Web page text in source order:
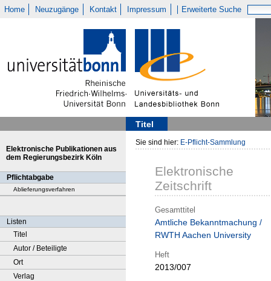
Home Neuzugänge Kontakt Impressum Erweiterte Suche
Titel
Elektronische Publikationen aus
dem Regierungsbezirk Köln
Pflichtabgabe
Ablieferungsverfahren
Listen
Titel
Autor / Beteiligte
Ort
Verlag
Sie sind hier: E-Pflicht-Sammlung
Elektronische
Zeitschrift
Gesamttitel
Amtliche Bekanntmachung /
RWTH Aachen University
Heft
2013/007